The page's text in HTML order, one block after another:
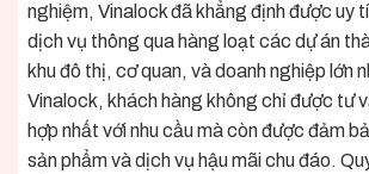
nghiệm, Vinalock đã khẳng định được uy
dịch vụ thông qua hàng loạt các dự án
khu đô thị, cơ quan, và doanh nghiệp lớn
Vinalock, khách hàng không chỉ được tư
hợp nhất với nhu cầu mà còn được đảm
sản phẩm và dịch vụ hậu mãi chu đáo.